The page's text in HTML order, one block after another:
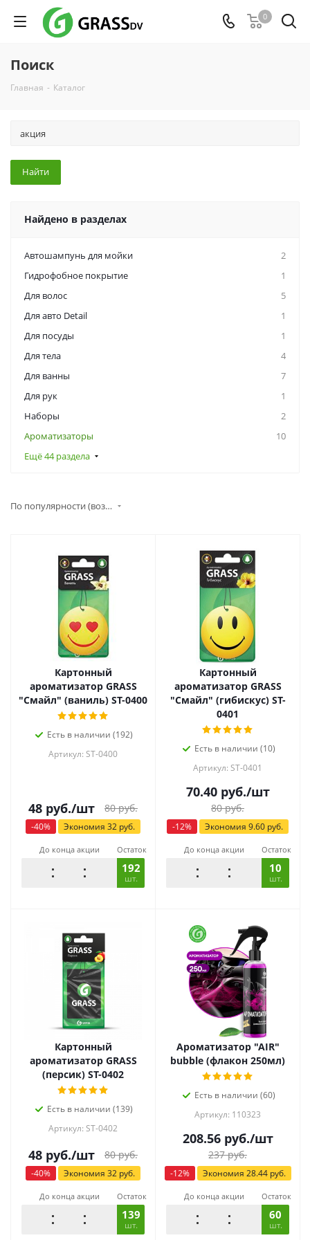
0
Поиск
Главная - Каталог
Найдено в разделах
Автошампунь для мойки
2
Гидрофобное покрытие
1
Для волос
5
Для авто Detail
1
Для посуды
1
Для тела
4
Для ванны
7
Для рук
1
Наборы
2
Ароматизаторы
10
Ещё 44 раздела
По популярности (возрастание)
Картонный
ароматизатор GRASS
"Смайл" (ваниль) ST-0400
Есть в наличии (192)
Артикул: ST-0400
48 руб./шт 80руб.
-40% Экономия 32 руб.
До конца акции Остаток
192
шт.
Картонный
ароматизатор GRASS
"Смайл" (гибискус) ST-
0401
Есть в наличии (10)
Артикул: ST-0401
70.40руб./шт
80руб.
-12% Экономия 9.60 руб.
До конца акции Остаток
10
шт.
Картонный
ароматизатор GRASS
(персик) ST-0402
Есть в наличии (139)
Артикул: ST-0402
48 руб./шт 80руб.
-40% Экономия 32 руб.
До конца акции Остаток
139
шт.
Ароматизатор "AIR"
bubble (флакон 250мл)
Есть в наличии (60)
Артикул: 110323
208.56руб./шт
237руб.
-12% Экономия 28.44руб.
До конца акции Остаток
60
шт.